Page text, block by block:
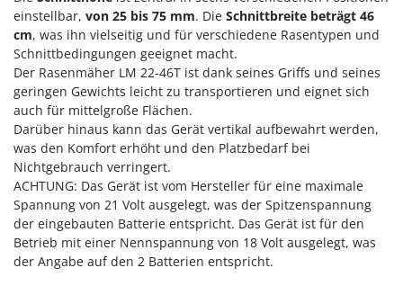
Olivenernter und Schüttler
P
Palettengabeln für Traktoren
Pelletpressen
Pflüge für Traktor
Planierschilder für Traktoren
Plasmaschneider
Poolroboter
Pools
Poolstaubsauger
Flymo
Fontana Forni
Forest Master
Francini
G
G3 Ferrari
Gardena
Garofalo
GeoTech
GeoTech Pro
einstellbar, von 25 bis 75 mm. Die Schnittbreite beträgt 46
cm, was ihn vielseitig und für verschiedene Rasentypen und
Schnittbedingungen geeignet macht.
Der Rasenmäher LM 22-46T ist dank seines Griffs und seines
geringen Gewichts leicht zu transportieren und eignet sich
auch für mittelgroße Flächen.
Darüber hinaus kann das Gerät vertikal aufbewahrt werden,
was den Komfort erhöht und den Platzbedarf bei
Nichtgebrauch verringert.
ACHTUNG: Das Gerät ist vom Hersteller für eine maximale
Spannung von 21 Volt ausgelegt, was der Spitzenspannung
der eingebauten Batterie entspricht. Das Gerät ist für den
Betrieb mit einer Nennspannung von 18 Volt ausgelegt, was
der Angabe auf den 2 Batterien entspricht.